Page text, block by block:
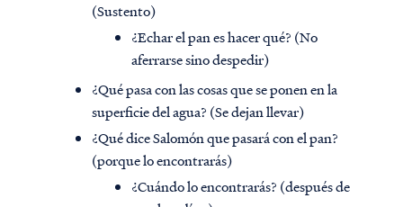
(Sustento)
¿Echar el pan es hacer qué? (No
aferrarse sino despedir)
¿Qué pasa con las cosas que se ponen en la
superficie del agua? (Se dejan llevar)
¿Qué dice Salomón que pasará con el pan?
(porque lo encontrarás)
¿Cuándo lo encontrarás? (después de